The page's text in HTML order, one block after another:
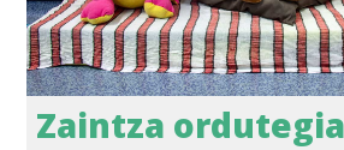
Zaintza